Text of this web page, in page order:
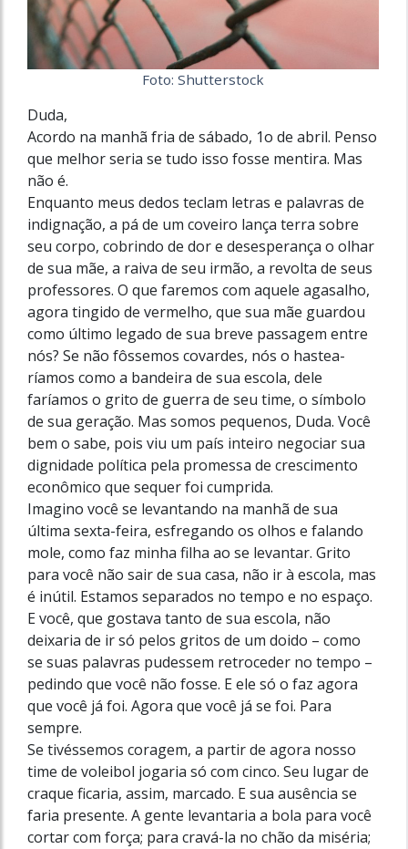
Foto: Shutterstock
Duda,
Acordo na manhã fria de sábado, 1o de abril. Penso
que melhor seria se tudo isso fosse mentira. Mas
não é.
Enquanto meus dedos teclam letras e palavras de
indignação, a pá de um coveiro lança terra sobre
seu corpo, cobrindo de dor e desesperança o olhar
de sua mãe, a raiva de seu irmão, a revolta de seus
professores. O que faremos com aquele agasalho,
agora tingido de vermelho, que sua mãe guardou
como último legado de sua breve passagem entre
nós? Se não fôssemos covardes, nós o hastea­
ríamos como a bandeira de sua escola, dele
faríamos o grito de guerra de seu time, o símbolo
de sua geração. Mas somos pequenos, Duda. Você
bem o sabe, pois viu um país inteiro negociar sua
dignidade política pela promessa de crescimento
econômico que sequer foi cumprida.
Imagino você se levantando na manhã de sua
última sexta-feira, esfregando os olhos e falando
mole, como faz minha filha ao se levantar. Grito
para você não sair de sua casa, não ir à escola, mas
é inútil. Estamos separados no tempo e no espaço.
E você, que gostava tanto de sua escola, não
deixaria de ir só pelos gritos de um doido – como
se suas palavras pudessem retroceder no tempo –
pedindo que você não fosse. E ele só o faz agora
que você já foi. Agora que você já se foi. Para
sempre.
Se tivéssemos coragem, a partir de agora nosso
time de voleibol jogaria só com cinco. Seu lugar de
craque ficaria, assim, marcado. E sua ausência se
faria presente. A gente levantaria a bola para você
cortar com força; para cravá-la no chão da miséria;